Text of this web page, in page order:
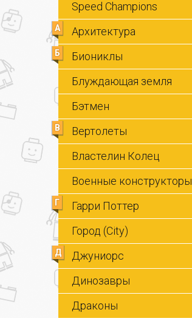
Speed Champions
А Архитектура
Б
Биониклы
Блуждающая земля
Бэтмен
В
Вертолеты
Властелин Колец
Военные конструкторы
Г
Гарри Поттер
Город (City)
Д
Джуниорс
Динозавры
Драконы